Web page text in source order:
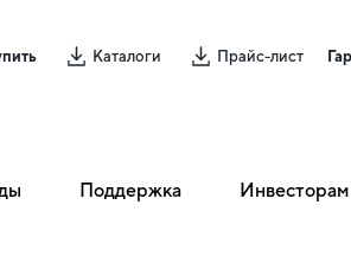
Каталоги Прайс-лист
Поддержка Инвесторам